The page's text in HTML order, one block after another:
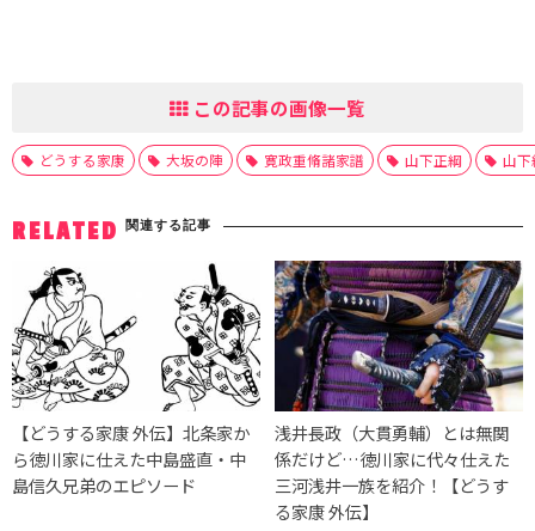
この記事の画像一覧
どうする家康 大坂の陣 寛政重脩諸家譜 山下正綱 山下
RELATED 関連する記事
【どうする家康 外伝】北条家か
ら徳川家に仕えた中島盛直・中
島信久兄弟のエピソード
浅井長政（大貫勇輔）とは無関
係だけど…徳川家に代々仕えた
三河浅井一族を紹介！【どうす
る家康 外伝】